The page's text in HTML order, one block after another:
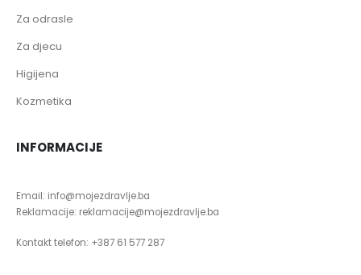
Za odrasle
Za djecu
Higijena
Kozmetika
INFORMACIJE
Email: info@mojezdravlje.ba
Reklamacije: reklamacije@mojezdravlje.ba
Kontakt telefon: +387 61 577 287